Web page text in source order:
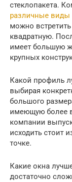
стеклопакета.
различные виды
можно
квадратную.
имеет большую
крупных
Какой профиль
выбирая
большого
имеющую более
компании
исходить стоит
точке.
Какие окна
достаточно